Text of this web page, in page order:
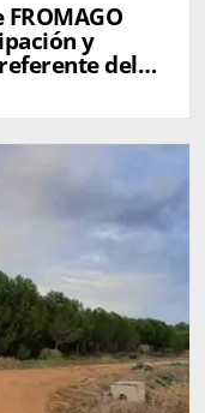
y
del